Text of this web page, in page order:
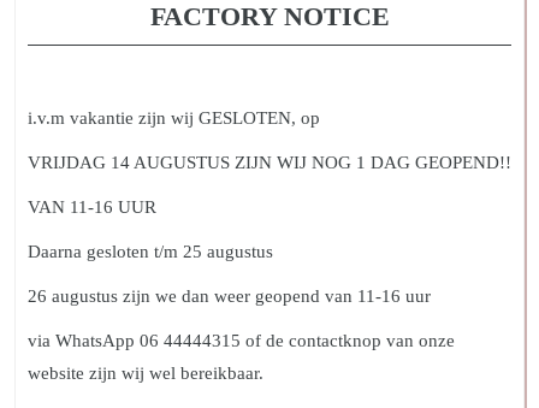
FACTORY NOTICE
i.v.m vakantie zijn wij GESLOTEN, op
VRIJDAG 14 AUGUSTUS ZIJN WIJ NOG 1 DAG GEOPEND!!
VAN 11-16 UUR
Daarna gesloten t/m 25 augustus
26 augustus zijn we dan weer geopend van 11-16 uur
via WhatsApp 06 44444315 of de contactknop van onze
website zijn wij wel bereikbaar.